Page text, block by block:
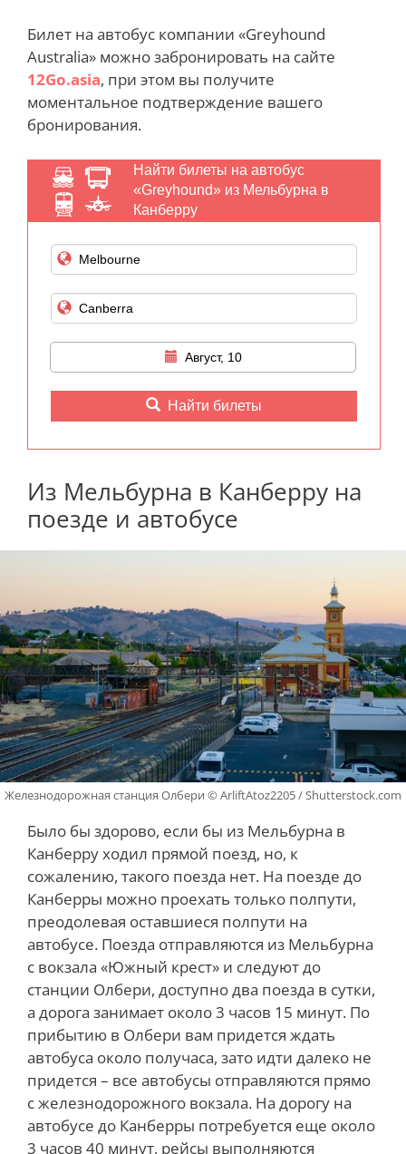
Билет на автобус компании «Greyhound
Australia» можно забронировать на сайте
12Go.asia, при этом вы получите
моментальное подтверждение вашего
бронирования.
Найти билеты на автобус
«Greyhound» из Мельбурна в
Канберру
Август, 10
Найти билеты
Из Мельбурна в Канберру на
поезде и автобусе
Железнодорожная станция Олбери © ArliftAtoz2205 / Shutterstock.com
Было бы здорово, если бы из Мельбурна в
Канберру ходил прямой поезд, но, к
сожалению, такого поезда нет. На поезде до
Канберры можно проехать только полпути,
преодолевая оставшиеся полпути на
автобусе. Поезда отправляются из Мельбурна
с вокзала «Южный крест» и следуют до
станции Олбери, доступно два поезда в сутки,
а дорога занимает около 3 часов 15 минут. По
прибытию в Олбери вам придется ждать
автобуса около получаса, зато идти далеко не
придется – все автобусы отправляются прямо
с железнодорожного вокзала. На дорогу на
автобусе до Канберры потребуется еще около
3 часов 40 минут, рейсы выполняются